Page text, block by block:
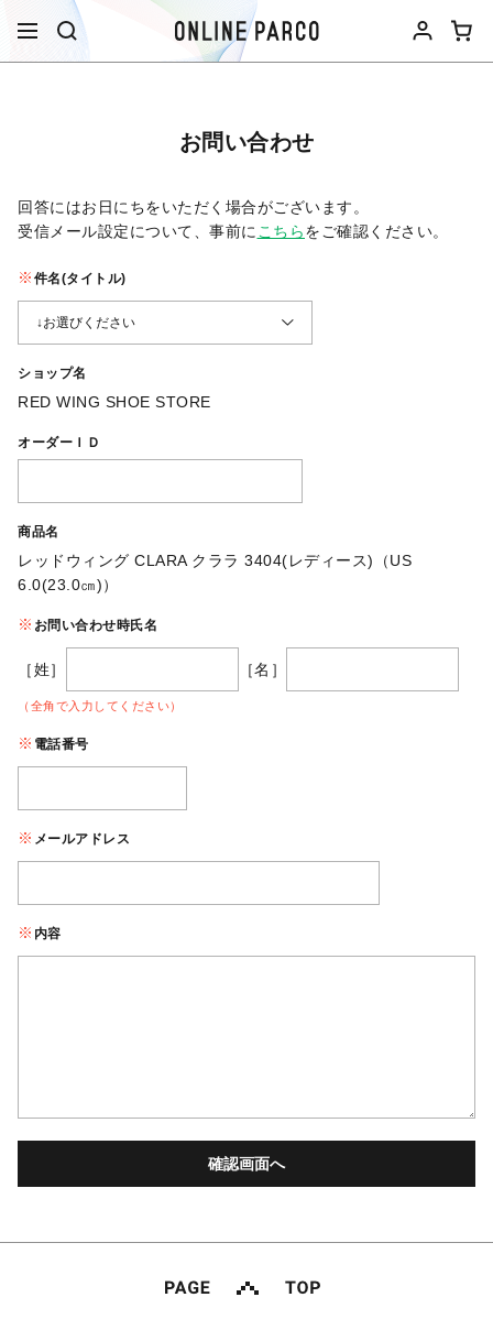
お問い合わせ
回答にはお日にちをいただく場合がございます。
受信メール設定について、事前に こちらをご確認ください。​
件名(タイトル)
ショップ名
RED WING SHOE STORE
オーダーＩＤ
商品名
レッドウィング CLARA クララ 3404(レディース)（US
6.0(23.0㎝)）
お問い合わせ時氏名
［姓］ ［名］
（全角で入力してください）
電話番号
メールアドレス
内容